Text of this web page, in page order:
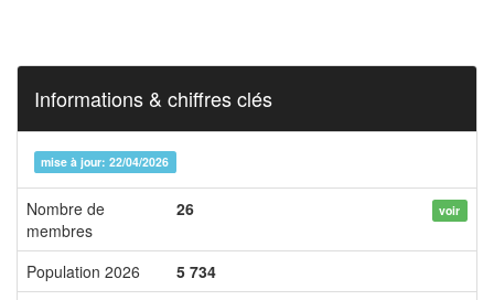
Informations & chiffres clés
mise à jour: 22/04/2026
Nombre de
membres
26 voir
Population 2026
5 734